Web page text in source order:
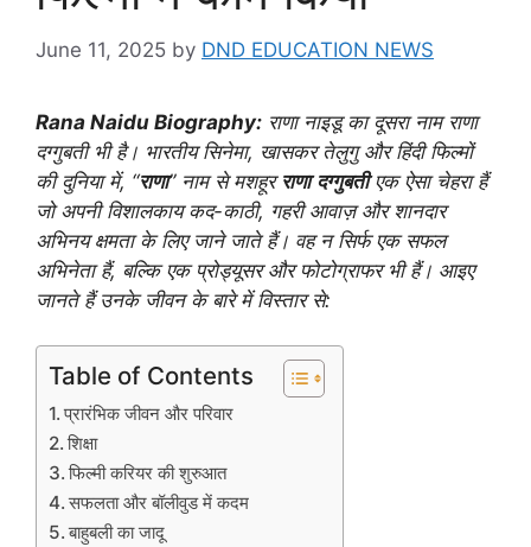
June 11, 2025 by DND EDUCATION NEWS
Rana Naidu Biography: राणा नाइडू का दूसरा नाम राणा
दग्गुबती भी है। भारतीय सिनेमा, खासकर तेलुगु और हिंदी फिल्मों
की दुनिया में, “राणा” नाम से मशहूर राणा दग्गुबतीएक ऐसा चेहरा हैं
जो अपनी विशालकाय कद-काठी, गहरी आवाज़ और शानदार
अभिनय क्षमता के लिए जाने जाते हैं। वह न सिर्फ एक सफल
अभिनेता हैं, बल्कि एक प्रोड्यूसर और फोटोग्राफर भी हैं। आइए
जानते हैं उनके जीवन के बारे में विस्तार से:
Table of Contents
प्रारंभिक जीवन और परिवार
शिक्षा
फिल्मी करियर की शुरुआत
सफलता और बॉलीवुड में कदम
बाहुबली का जादू